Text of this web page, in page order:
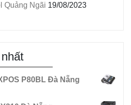
Quảng Ngãi 19/08/2023
P80BL Đà Nẵng